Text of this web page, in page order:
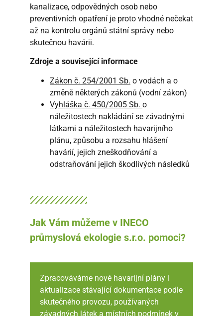
kanalizace, odpovědných osob nebo
preventivních opatření je proto vhodné nečekat
až na kontrolu orgánů státní správy nebo
skutečnou havárii.
Zdroje a související informace
Zákon č. 254/2001 Sb. o vodách a o
změně některých zákonů (vodní zákon)
Vyhláška č. 450/2005 Sb. o
náležitostech nakládání se závadnými
látkami a náležitostech havarijního
plánu, způsobu a rozsahu hlášení
havárií, jejich zneškodňování a
odstraňování jejich škodlivých následků
Jak Vám můžeme v INECO
průmyslová ekologie s.r.o. pomoci?
Zpracováváme nové havarijní plány i
aktualizace stávající dokumentace podle
skutečného provozu, používaných
závadných látek a místních podmínek v